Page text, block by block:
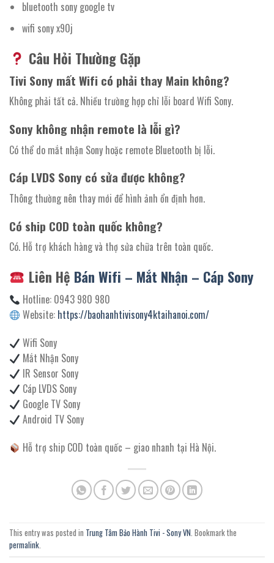
bluetooth sony google tv
wifi sony x90j
Câu Hỏi Thường Gặp
Tivi Sony mất Wifi có phải thay Main không?
Không phải tất cả. Nhiều trường hợp chỉ lỗi board Wifi Sony.
Sony không nhận remote là lỗi gì?
Có thể do mắt nhận Sony hoặc remote Bluetooth bị lỗi.
Cáp LVDS Sony có sửa được không?
Thông thường nên thay mới để hình ảnh ổn định hơn.
Có ship COD toàn quốc không?
Có. Hỗ trợ khách hàng và thợ sửa chữa trên toàn quốc.
Liên Hệ Bán Wifi – Mắt Nhận – Cáp Sony
Hotline: 0943 980 980
Website: https://baohanhtivisony4ktaihanoi.com/
Wifi Sony
Mắt Nhận Sony
IR Sensor Sony
Cáp LVDS Sony
Google TV Sony
Android TV Sony
Hỗ trợ ship COD toàn quốc – giao nhanh tại Hà Nội.
This entry was posted in Trung Tâm Bảo Hành Tivi - Sony VN. Bookmark the
permalink.